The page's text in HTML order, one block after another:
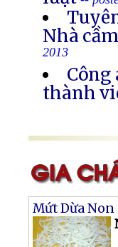
Nhà
2013
thành
Mứt Dừa Non